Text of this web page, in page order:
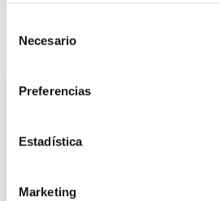
Necesario
Preferencias
Estadística
Marketing
También te puede interesar